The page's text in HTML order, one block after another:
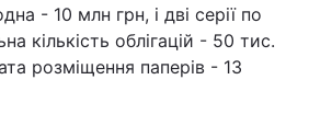
Погода
Регіони
- 10 млн грн, і дві серії по
кількість облігацій - 50 тис.
розміщення паперів - 13